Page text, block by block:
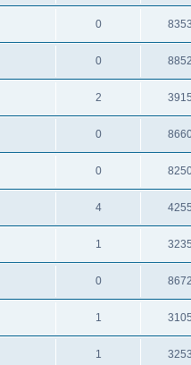
0
0
2
0
0
4
1
0
1
1